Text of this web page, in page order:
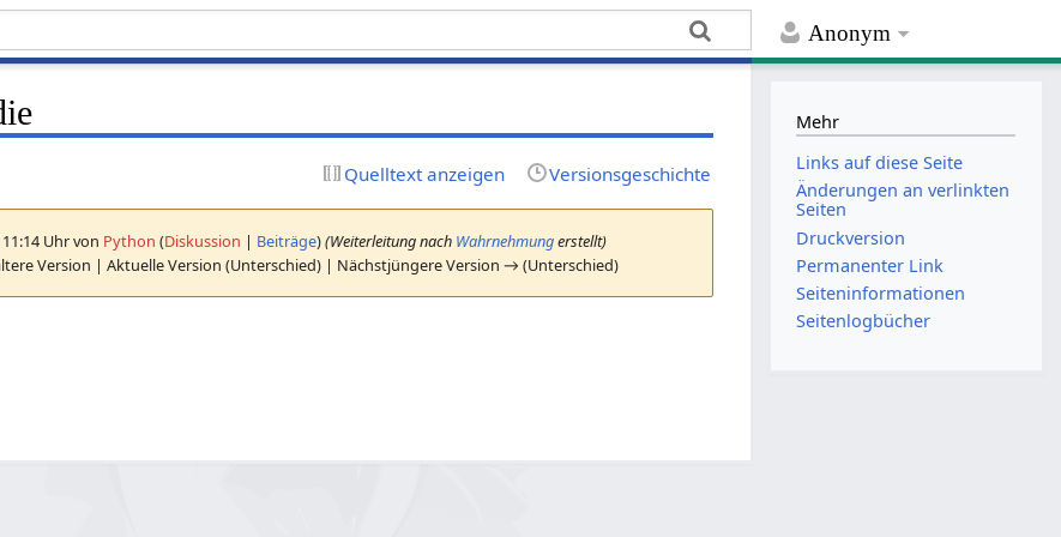
Anonym
Quelltext anzeigen Versionsgeschichte
Uhr von Python (Diskussion | Beiträge)(Weiterleitung nach Wahrnehmungerstellt)
Version | Aktuelle Version (Unterschied) | Nächstjüngere Version → (Unterschied)
Mehr
Links auf diese Seite
Änderungen an verlinkten
Seiten
Druckversion
Permanenter Link
Seiten­­informationen
Seitenlogbücher